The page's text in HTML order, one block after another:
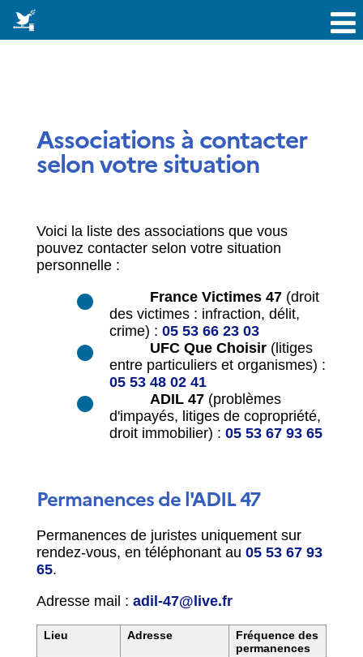
Associations à contacter
selon votre situation
Voici la liste des associations que vous
pouvez contacter selon votre situation
personnelle :
France Victimes 47(droit
des victimes : infraction, délit,
crime) : 05 53 66 23 03
UFC Que Choisir(litiges
entre particuliers et organismes) :
05 53 48 02 41
ADIL 47(problèmes
d'impayés, litiges de copropriété,
droit immobilier) : 05 53 67 93 65
Permanences de l'ADIL 47
Permanences de juristes uniquement sur
rendez-vous, en téléphonant au 05 53 67 93
65.
Adresse mail : adil-47@live.fr
Lieu Adresse
Fréquence des
permanences